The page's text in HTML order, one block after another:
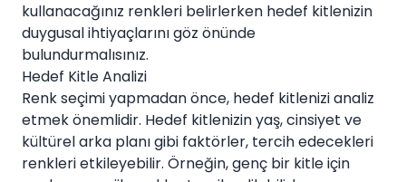
kullanacağınız renkleri belirlerken hedef kitlenizin
duygusal ihtiyaçlarını göz önünde
bulundurmalısınız.
Hedef Kitle Analizi
Renk seçimi yapmadan önce, hedef kitlenizi analiz
etmek önemlidir. Hedef kitlenizin yaş, cinsiyet ve
kültürel arka planı gibi faktörler, tercih edecekleri
renkleri etkileyebilir. Örneğin, genç bir kitle için